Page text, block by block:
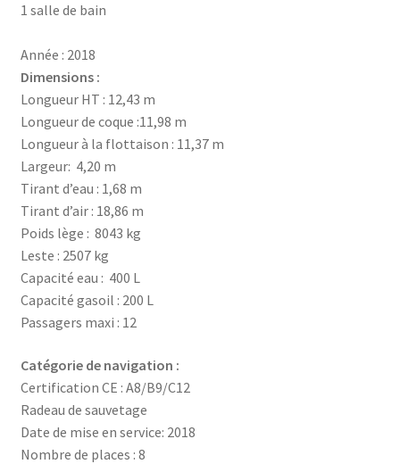
1 salle de bain
Année : 2018
Dimensions :
Longueur HT : 12,43 m
Longueur de coque :11,98 m
Longueur à la flottaison : 11,37 m
Largeur: 4,20 m
Tirant d’eau : 1,68 m
Tirant d’air : 18,86 m
Poids lège : 8043 kg
Leste : 2507 kg
Capacité eau : 400 L
Capacité gasoil : 200 L
Passagers maxi : 12
Catégorie de navigation :
Certification CE : A8/B9/C12
Radeau de sauvetage
Date de mise en service: 2018
Nombre de places : 8